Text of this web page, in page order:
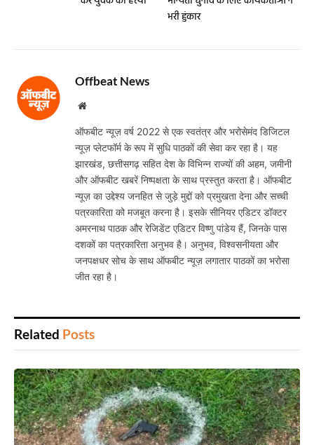
भरी हुंकार
Offbeat News
Website
ऑफबीट न्यूज़ वर्ष 2022 से एक स्वतंत्र और भरोसेमंद डिजिटल
न्यूज़ प्लेटफॉर्म के रूप में सुधि पाठकों की सेवा कर रहा है। यह
झारखंड, छत्तीसगढ़ सहित देश के विभिन्न राज्यों की अहम, जमीनी
और ऑफबीट खबरें निष्पक्षता के साथ प्रस्तुत करता है। ऑफबीट
न्यूज़ का उद्देश्य जनहित से जुड़े मुद्दों को प्रमुखता देना और सच्ची
पत्रकारिता को मजबूत करना है। इसके सीनियर एडिटर डॉक्टर
अमरनाथ पाठक और रेजिडेंट एडिटर विष्णु पांडेय हैं, जिनके पास
दशकों का पत्रकारिता अनुभव है। अनुभव, विश्वसनीयता और
जनपक्षधर सोच के साथ ऑफबीट न्यूज़ लगातार पाठकों का भरोसा
जीत रहा है।
Related Posts